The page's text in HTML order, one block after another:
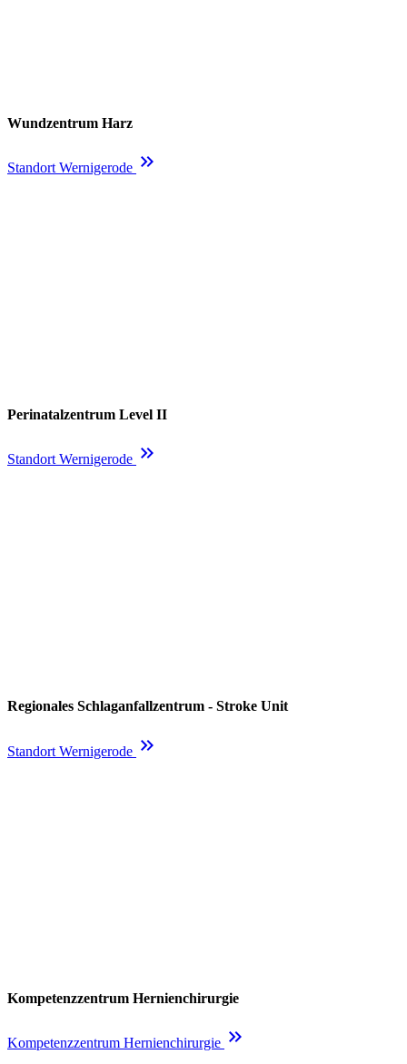
Wundzentrum Harz
Standort Wernigerode keyboard_double_arrow_right
Perinatalzentrum Level II
Standort Wernigerode keyboard_double_arrow_right
Regionales Schlaganfallzentrum - Stroke Unit
Standort Wernigerode keyboard_double_arrow_right
Kompetenzzentrum Hernienchirurgie
Kompetenzzentrum Hernienchirurgie keyboard_double_arrow_right